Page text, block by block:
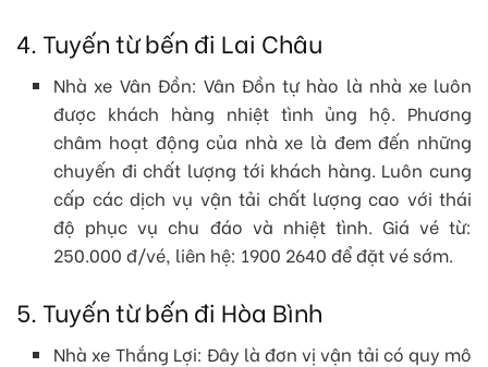
4. Tuyến từ bến đi Lai Châu
Nhà xe Vân Đồn: Vân Đồn tự hào là nhà xe luôn
được khách hàng nhiệt tình ủng hộ. Phương
châm hoạt động của nhà xe là đem đến những
chuyến đi chất lượng tới khách hàng. Luôn cung
cấp các dịch vụ vận tải chất lượng cao với thái
độ phục vụ chu đáo và nhiệt tình. Giá vé từ:
250.000 đ/vé, liên hệ: 1900 2640 để đặt vé sớm.
5. Tuyến từ bến đi Hòa Bình
Nhà xe Thắng Lợi: Đây là đơn vị vận tải có quy mô